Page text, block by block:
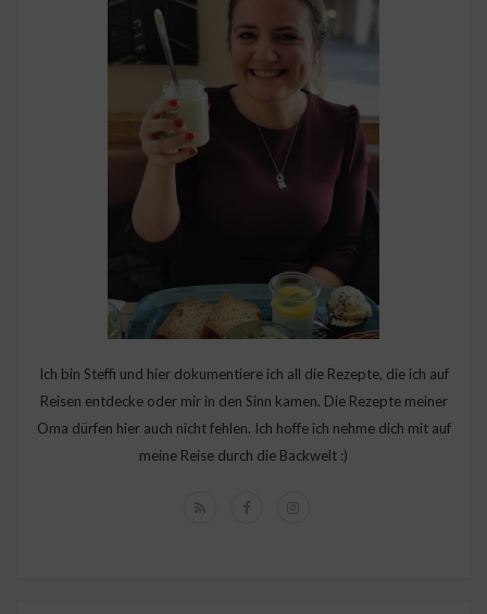
Ich bin Steffi und hier dokumentiere ich all die Rezepte, die ich auf
Reisen entdecke oder mir in den Sinn kamen. Die Rezepte meiner
Oma dürfen hier auch nicht fehlen. Ich hoffe ich nehme dich mit auf
meine Reise durch die Backwelt :)